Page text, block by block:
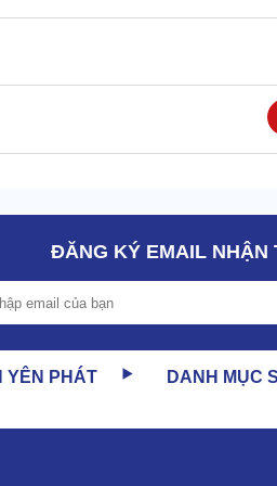
tải dao động trong khoảng
lít/phút.
15 - 35kg/cm2.
ĐĂNG KÝ EMAIL NHẬN
YÊN PHÁT DANH MỤC